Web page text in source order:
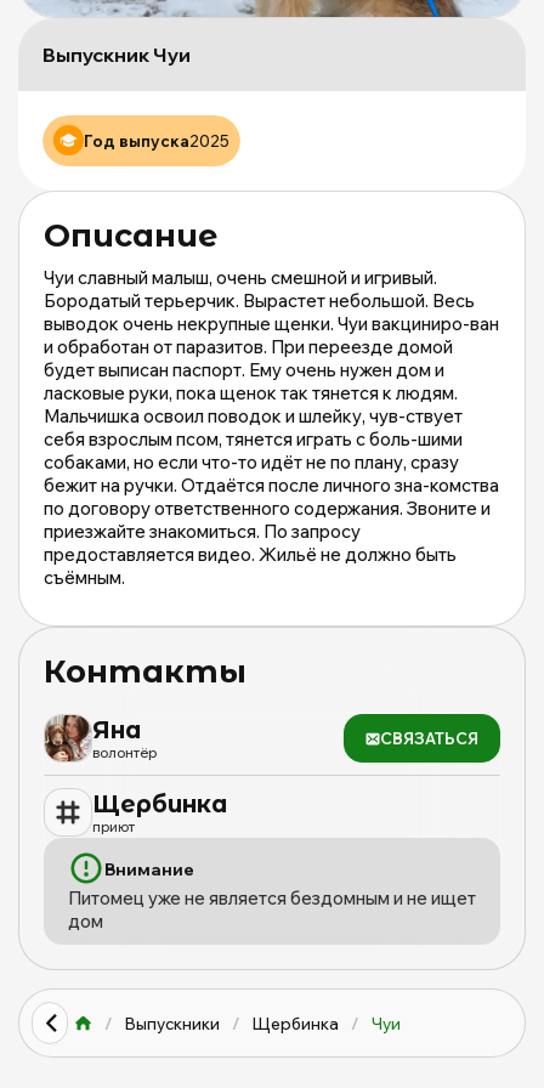
Описание
Чуи славный малыш, очень смешной и игривый.
Бородатый терьерчик. Вырастет небольшой. Весь
выводок очень некрупные щенки. Чуи вакциниро-ван
и обработан от паразитов. При переезде домой
будет выписан паспорт. Ему очень нужен дом и
ласковые руки, пока щенок так тянется к людям.
Мальчишка освоил поводок и шлейку, чув-ствует
себя взрослым псом, тянется играть с боль-шими
собаками, но если что-то идёт не по плану, сразу
бежит на ручки. Отдаётся после личного зна-комства
по договору ответственного содержания. Звоните и
приезжайте знакомиться. По запросу
предоставляется видео. Жильё не должно быть
съёмным.
Контакты
Яна
волонтёр
СВЯЗАТЬСЯ
Щербинка
приют
Внимание
Питомец уже не является бездомным и не ищет
дом
Выпускник Чуи
Год выпуска2025
/ Выпускники / Щербинка / Чуи